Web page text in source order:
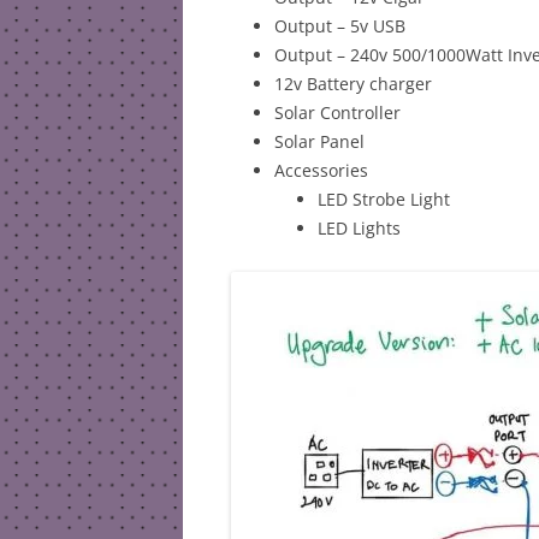
Output – 5v USB
Output – 240v 500/1000Watt
12v Battery charger
Solar Controller
Solar Panel
Accessories
LED Strobe Light
LED Lights